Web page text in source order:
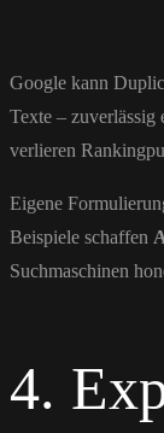
Google kann
Texte – zuverlässig
verlieren
Eigene
Beispiele schaffen
Suchmaschinen
4.